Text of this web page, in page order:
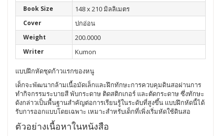
Book Size 148 x 210 มิลลิเมตร
Cover ปกอ่อน
Weight 200.0000
Writer Kumon
แบบฝึกหัดชุดก้าวแรกของหนู
เด็กจะพัฒนากล้ามเนื้อมัดเล็กและฝึกทักษะการควบคุมดินสอผ่านการ
ทำกิจกรรมระบายสี พับกระดาษ ติดสติกเกอร์ และตัดกระดาษ ซึ่งทักษะ
ดังกล่าวเป็นพื้นฐานสำคัญต่อการเรียนรู้ในระดับที่สูงขึ้น แบบฝึกหัดนี้ได้
รับการออกแบบโดยเฉพาะ เหมาะสำหรับเด็กที่เพิ่งเริ่มหัดใช้ดินสอ
ตัวอย่างเนื้อหาในหนังสือ